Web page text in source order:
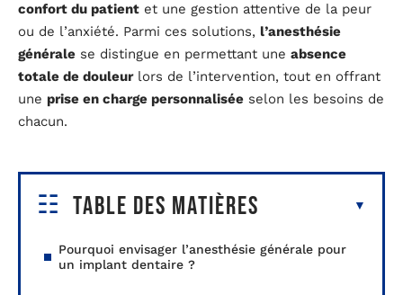
confort du patient et une gestion attentive de la peur
ou de l’anxiété. Parmi ces solutions, l’anesthésie
générale se distingue en permettant une absence
totale de douleurlors de l’intervention, tout en offrant
une prise en charge personnalisée selon les besoins de
chacun.
Table des matières
Pourquoi envisager l’anesthésie générale pour
un implant dentaire ?